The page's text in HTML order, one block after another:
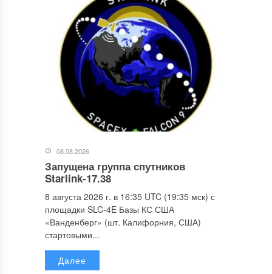
08.08.2026
Запущена группа спутников
Starlink-17.38
8 августа 2026 г. в 16:35 UTC (19:35 мск) с
площадки SLC-4E Базы КС США
«Ванденберг» (шт. Калифорния, США)
стартовыми...
Далее